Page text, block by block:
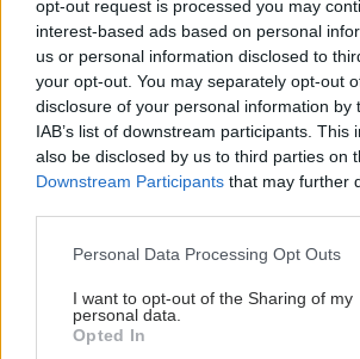
opt-out request is processed you may
interest-based ads based on personal
us or personal information disclosed to
your opt-out. You may separately opt-out
disclosure of your personal information by
IAB’s list of downstream participants. This
also be disclosed by us to third parties on
Downstream Participants that may further
Please note that this website/app uses
not limited to your visit or usage behaviour.
grant or deny consent to Google and its
use your data for below specified
Personal Data Processing Opt Outs
I want to opt-out of the Sharing of my
personal data.
Opted In
πολύπλοκου συστήματος
Ελληνική παρουσία στο Διεθνές
Χειρουργικής.